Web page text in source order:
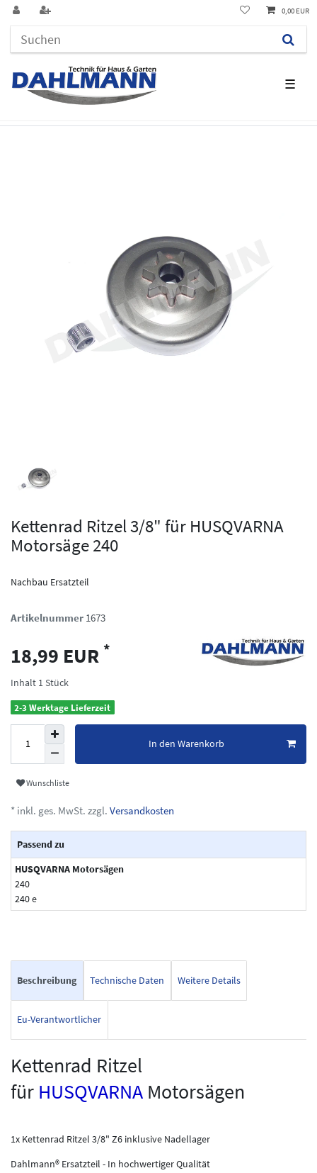
☰
0,00 EUR
Kettenrad Ritzel 3/8" für HUSQVARNA
Motorsäge 240
Nachbau Ersatzteil
Artikelnummer 1673
18,99 EUR *
Inhalt 1 Stück
2-3 Werktage Lieferzeit
In den Warenkorb
Wunschliste
* inkl. ges. MwSt. zzgl. Versandkosten
Passend zu
HUSQVARNA Motorsägen
240
240 e
Beschreibung Technische Daten Weitere Details
Eu-Verantwortlicher
Kettenrad Ritzel
für HUSQVARNA Motorsägen
1x Kettenrad Ritzel 3/8" Z6 inklusive Nadellager
Dahlmann® Ersatzteil - In hochwertiger Qualität